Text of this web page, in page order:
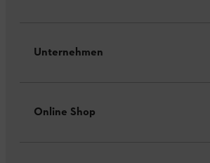
Unternehmen
Online Shop